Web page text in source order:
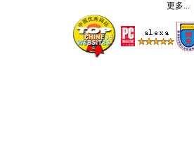
更多...